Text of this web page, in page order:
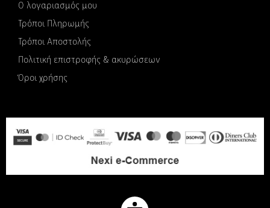
Ο λογαριασμός μου
Τρόποι Πληρωμής
Τρόποι Αποστολής
Πολιτική επιστροφής & ακυρώσεων
Όροι χρήσης